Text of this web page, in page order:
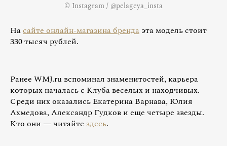
© Instagram / @pelageya_insta
Насайте онлайн-магазина бренда эта модель стоит
330 тысяч рублей.
Ранее WMJ.ru вспоминал знаменитостей, карьера
которых началась с Клуба веселых и находчивых.
Среди них оказались Екатерина Варнава, Юлия
Ахмедова, Александр Гудков и еще четыре звезды.
Кто они — читайте здесь.